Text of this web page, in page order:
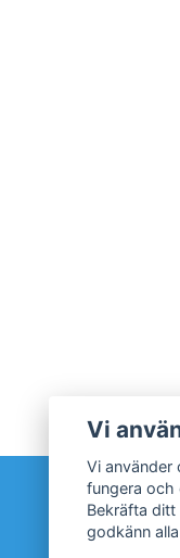
Vi
Vi
fungera och
Bekräfta
godkänn